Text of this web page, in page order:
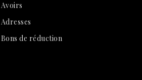
Avoirs
Adresses
Bons de réduction